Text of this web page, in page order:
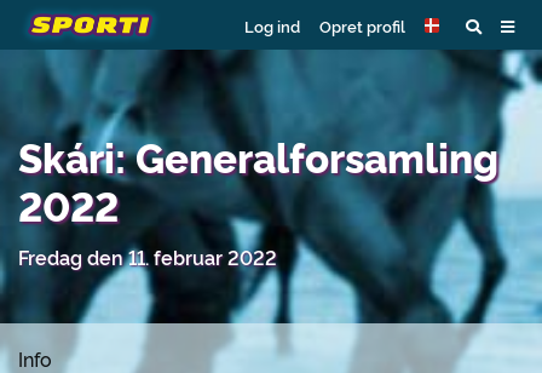
Log ind Opret profil
Skári: Generalforsamling
2022
Fredag den 11. februar 2022
Info